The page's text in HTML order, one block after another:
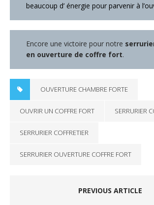
beaucoup d’ énergie pour parvenir à
Encore une victoire pour notre
en ouverture de coffre fort.
OUVERTURE CHAMBRE FORTE
OUVRIR UN COFFRE FORT SERRURIER
SERRURIER COFFRETIER
SERRURIER OUVERTURE COFFRE FORT
PREVIOUS ARTICLE